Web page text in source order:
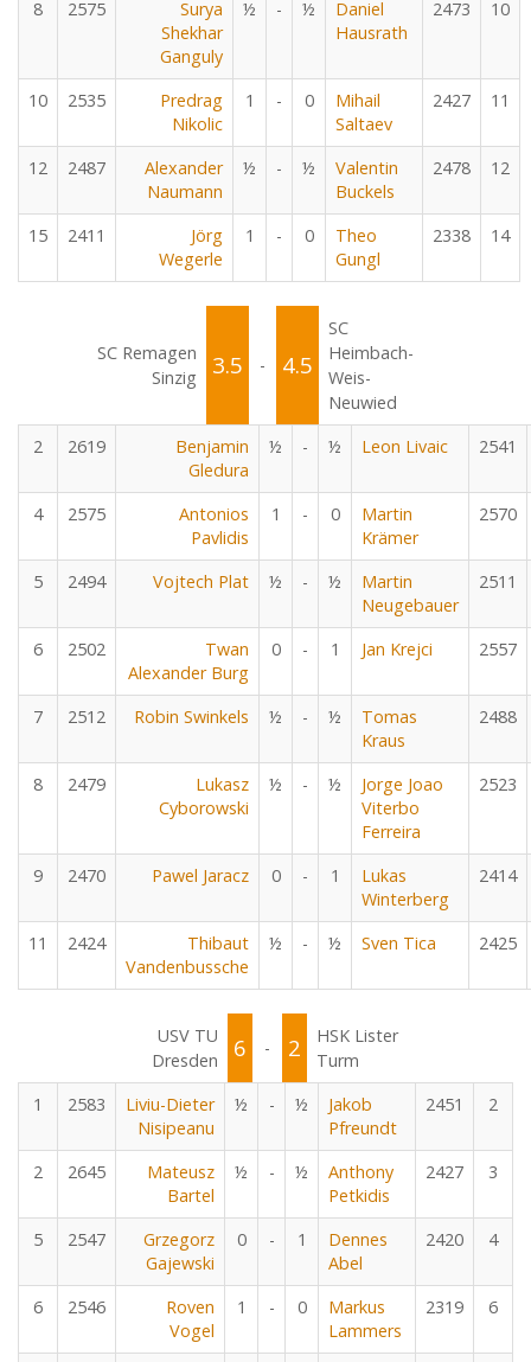
8 2575
Surya
Shekhar
Ganguly
½ - ½
Daniel
Hausrath
2473 10
10 2535
Predrag
Nikolic
1 - 0
Mihail
Saltaev
2427 11
12 2487
Alexander
Naumann
½ - ½
Valentin
Buckels
2478 12
15 2411
Jörg
Wegerle
1 - 0
Theo
Gungl
2338 14
SC Remagen
Sinzig
3.5 - 4.5
SC
Heimbach-
Weis-
Neuwied
2
2619
Benjamin
Gledura
½ - ½ Leon Livaic 2541
4 2575
Antonios
Pavlidis
1 - 0
Martin
Krämer
2570
5 2494 Vojtech Plat ½ - ½
Martin
Neugebauer
2511
6 2502
Twan
Alexander Burg
0 - 1 Jan Krejci 2557
7 2512 Robin Swinkels ½ - ½
Tomas
Kraus
2488
8 2479
Lukasz
Cyborowski
½ - ½
Jorge Joao
Viterbo
Ferreira
2523
9 2470 Pawel Jaracz 0 - 1
Lukas
Winterberg
2414
11 2424
Thibaut
Vandenbussche
½ - ½ Sven Tica 2425
USV TU
Dresden
6 - 2
HSK Lister
Turm
1
2583
Liviu-Dieter
Nisipeanu
½ - ½
Jakob
Pfreundt
2451 2
2 2645
Mateusz
Bartel
½ - ½
Anthony
Petkidis
2427 3
5 2547
Grzegorz
Gajewski
0 - 1
Dennes
Abel
2420 4
6 2546
Roven
Vogel
1 - 0
Markus
Lammers
2319 6